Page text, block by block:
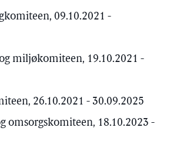
09.10.2021 -
miljøkomiteen, 19.10.2021 -
26.10.2021 - 30.09.2025
omsorgskomiteen, 18.10.2023 -